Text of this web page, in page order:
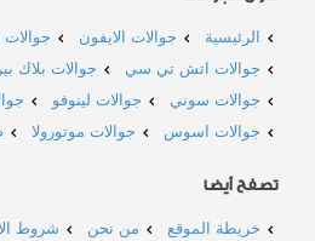
الرئيسية جوالات الايفون
جوالات اتش تي سي
جوالات بلاك
جوالات سوني
جوالات لينوفو
جوالات اسوس
جوالات موتورولا
تصفح أيضا
خريطة الموقع من نحن
شروط